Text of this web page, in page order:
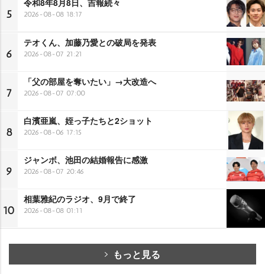
5 2026-08-08 18:17
6
テオくん、加藤乃愛との破局を発表
2026-08-07 21:21
7
「父の部屋を奪いたい」→大改造へ
2026-08-07 07:00
8
白濱亜嵐、姪っ子たちと2ショット
2026-08-06 17:15
9
ジャンボ、池田の結婚報告に感激
2026-08-07 20:46
10
相葉雅紀のラジオ、9月で終了
2026-08-08 01:11
もっと見る